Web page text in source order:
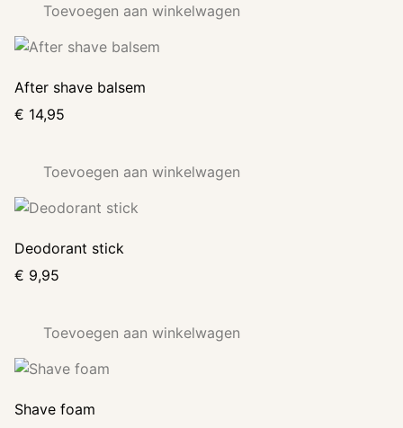
Toevoegen aan winkelwagen
After shave balsem
€ 14,95
Toevoegen aan winkelwagen
Deodorant stick
€ 9,95
Toevoegen aan winkelwagen
Shave foam